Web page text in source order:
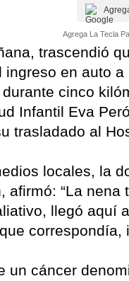
Agrega La Tecla
trascendió
ingreso en auto
cinco
Infantil Eva
trasladado al
locales, la
afirmó: “La
llegó aquí
un cáncer